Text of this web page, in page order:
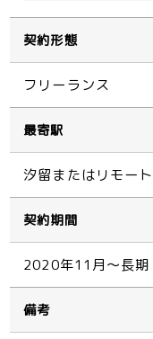
契約形態
フリーランス
最寄駅
汐留またはリモート
契約期間
2020年11月～長期
備考